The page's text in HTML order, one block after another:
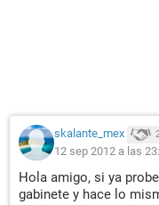
skalante_mex
12 sep 2012 a las
Hola amigo, si ya
gabinete y hace lo